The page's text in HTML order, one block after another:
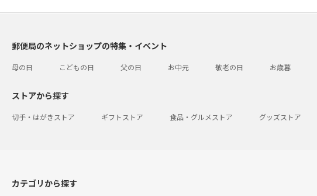
郵便局のネットショップの特集・イベント
母の日 こどもの日 父の日 お中元 敬老の日 お歳暮
ストアから探す
切手・はがきストア ギフトストア 食品・グルメストア グッズストア
カテゴリから探す